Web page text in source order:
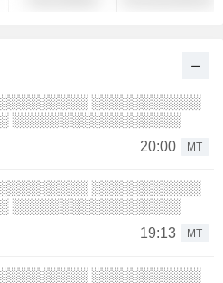
░░░░░░░░░░░
░░░░░░░░░░░░░░░░░
20:00
MT
░░░░░░░░░░░
░░░░░░░░░░░░░░░░░
19:13
MT
░░░░░░░░░░░